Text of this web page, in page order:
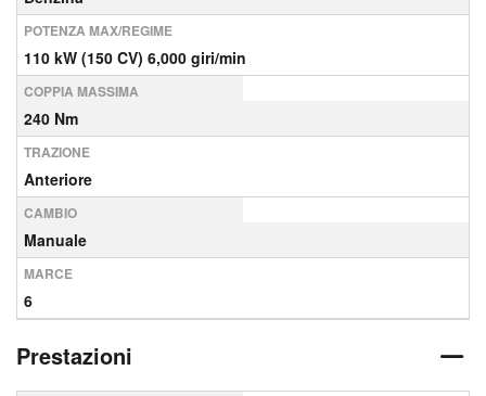
POTENZA MAX/REGIME
110 kW (150 CV) 6,000 giri/min
COPPIA MASSIMA
240 Nm
TRAZIONE
Anteriore
CAMBIO
Manuale
MARCE
6
Prestazioni